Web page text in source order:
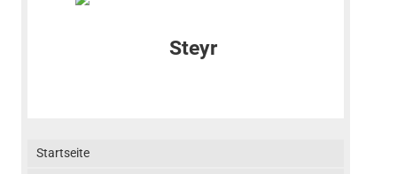
Startseite